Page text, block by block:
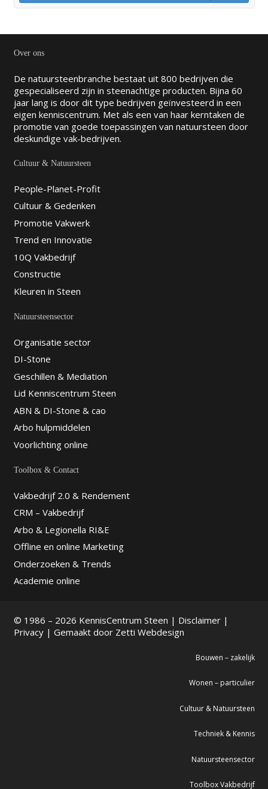
Over ons
De natuursteenbranche bestaat uit 800 bedrijven die
gespecialiseerd zijn in steenachtige producten. Bijna 60
jaar lang is door dit type bedrijven geïnvesteerd in een
eigen kenniscentrum. Met als een van haar kerntaken de
promotie van goede toepassingen van natuursteen door
deskundige vak-bedrijven.
Cultuur & Natuursteen
People-Planet-Profit
Cultuur & Gedenken
Promotie Vakwerk
Trend en Innovatie
10Q Vakbedrijf
Constructie
Kleuren in Steen
Natuursteensector
Organisatie sector
DI-Stone
Geschillen & Mediation
Lid Kenniscentrum Steen
ABN & DI-Stone & cao
Arbo hulpmiddelen
Voorlichting online
Toolbox & Contact
Vakbedrijf 2.0 & Rendement
CRM – Vakbedrijf
Arbo & Legionella RI&E
Offline en online Marketing
Onderzoeken & Trends
Academie online
© 1986 – 2026 KennisCentrum Steen | Disclaimer|
Privacy| Gemaakt door Zetti Webdesign
Bouwen – zakelijk
Wonen – particulier
Cultuur & Natuursteen
Techniek & Kennis
Natuursteensector
Toolbox Vakbedrijf